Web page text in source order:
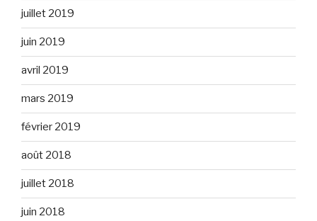
juillet 2019
juin 2019
avril 2019
mars 2019
février 2019
août 2018
juillet 2018
juin 2018